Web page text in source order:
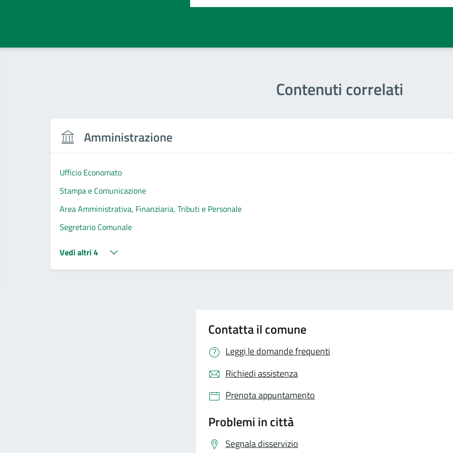
Contenuti correlati
Amministrazione
Ufficio Economato
Stampa e Comunicazione
Area Amministrativa, Finanziaria, Tributi e Personale
Segretario Comunale
Vedi altri 4
Contatta il comune
Leggi le domande frequenti
Richiedi assistenza
Prenota appuntamento
Problemi in città
Segnala disservizio